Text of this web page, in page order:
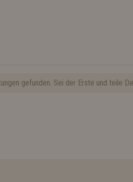
gefunden. Sei der Erste und teile